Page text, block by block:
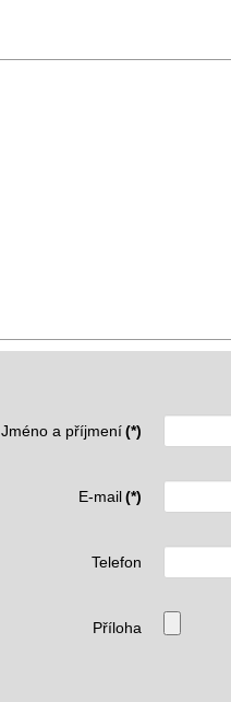
Jméno a příjmení(*)
E-mail(*)
Telefon
Příloha